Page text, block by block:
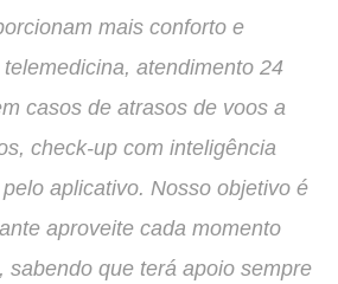
mais conforto e
atendimento 24
casos de atrasos de voos a
check-up com inteligência
aplicativo. Nosso objetivo é
aproveite cada momento
sabendo que terá apoio sempre